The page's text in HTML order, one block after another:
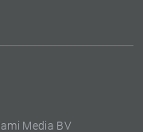
Media BV